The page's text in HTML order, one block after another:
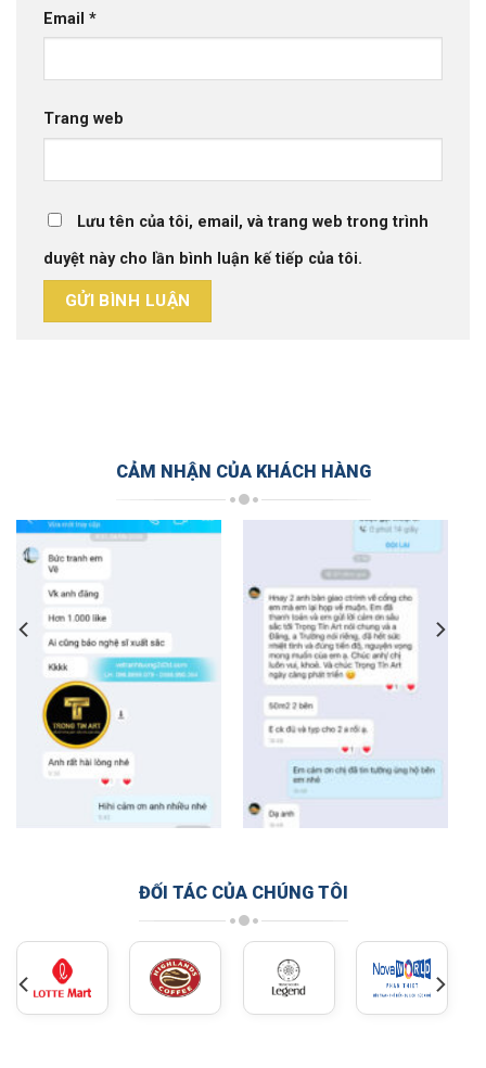
Email *
Trang web
Lưu tên của tôi, email, và trang web trong trình
duyệt này cho lần bình luận kế tiếp của tôi.
CẢM NHẬN CỦA KHÁCH HÀNG
ĐỐI TÁC CỦA CHÚNG TÔI